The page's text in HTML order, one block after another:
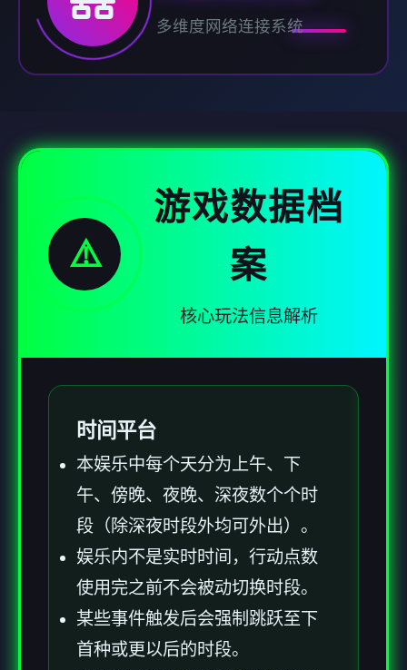
多维度网络连接系统
⚠️
游戏数据档
案
核心玩法信息解析
时间平台
本娱乐中每个天分为上午、下
午、傍晚、夜晚、深夜数个个时
段（除深夜时段外均可外出）。
娱乐内不是实时时间，行动点数
使用完之前不会被动切换时段。
某些事件触发后会强制跳跃至下
首种或更以后的时段。